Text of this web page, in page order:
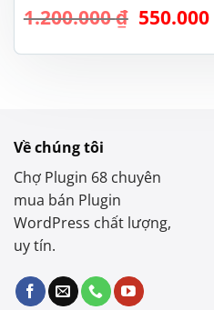
1.200.000₫ Giá
là:
550.000
Về chúng tôi
Chợ Plugin 68 chuyên
mua bán Plugin
WordPress chất lượng,
uy tín.